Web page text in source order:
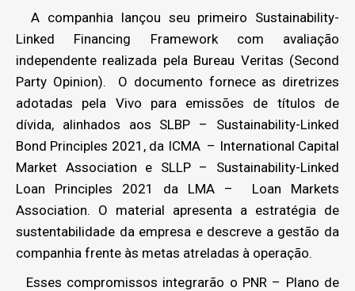
A companhia lançou seu primeiro Sustainability-
Linked Financing Framework com avaliação
independente realizada pela Bureau Veritas (Second
Party Opinion). O documento fornece as diretrizes
adotadas pela Vivo para emissões de títulos de
dívida, alinhados aos SLBP – Sustainability-Linked
Bond Principles 2021, da ICMA – International Capital
Market Association e SLLP – Sustainability-Linked
Loan Principles 2021 da LMA – Loan Markets
Association. O material apresenta a estratégia de
sustentabilidade da empresa e descreve a gestão da
companhia frente às metas atreladas à operação.
Esses compromissos integrarão o PNR – Plano de